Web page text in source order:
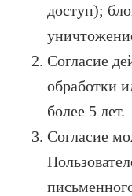
доступ);
Согласие
обработки
более 5 лет.
Согласие